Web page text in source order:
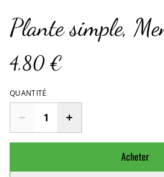
Plante simple,
4,80 €
QUANTITÉ
Acheter